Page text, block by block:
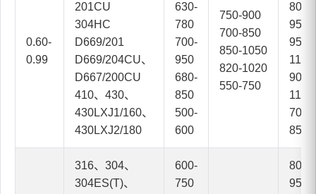
0.60-
0.99
201CU
304HC
D669/201
D669/204CU、
D667/200CU
410、430、
430LXJ1/160、
430LXJ2/180
630-
780
700-
950
680-
850
500-
600
750-900
700-850
850-1050
820-1020
550-750
800-
950
950-
1150
900-
1100
700-
850
316、304、
304ES(T)、
600-
750
800-
950